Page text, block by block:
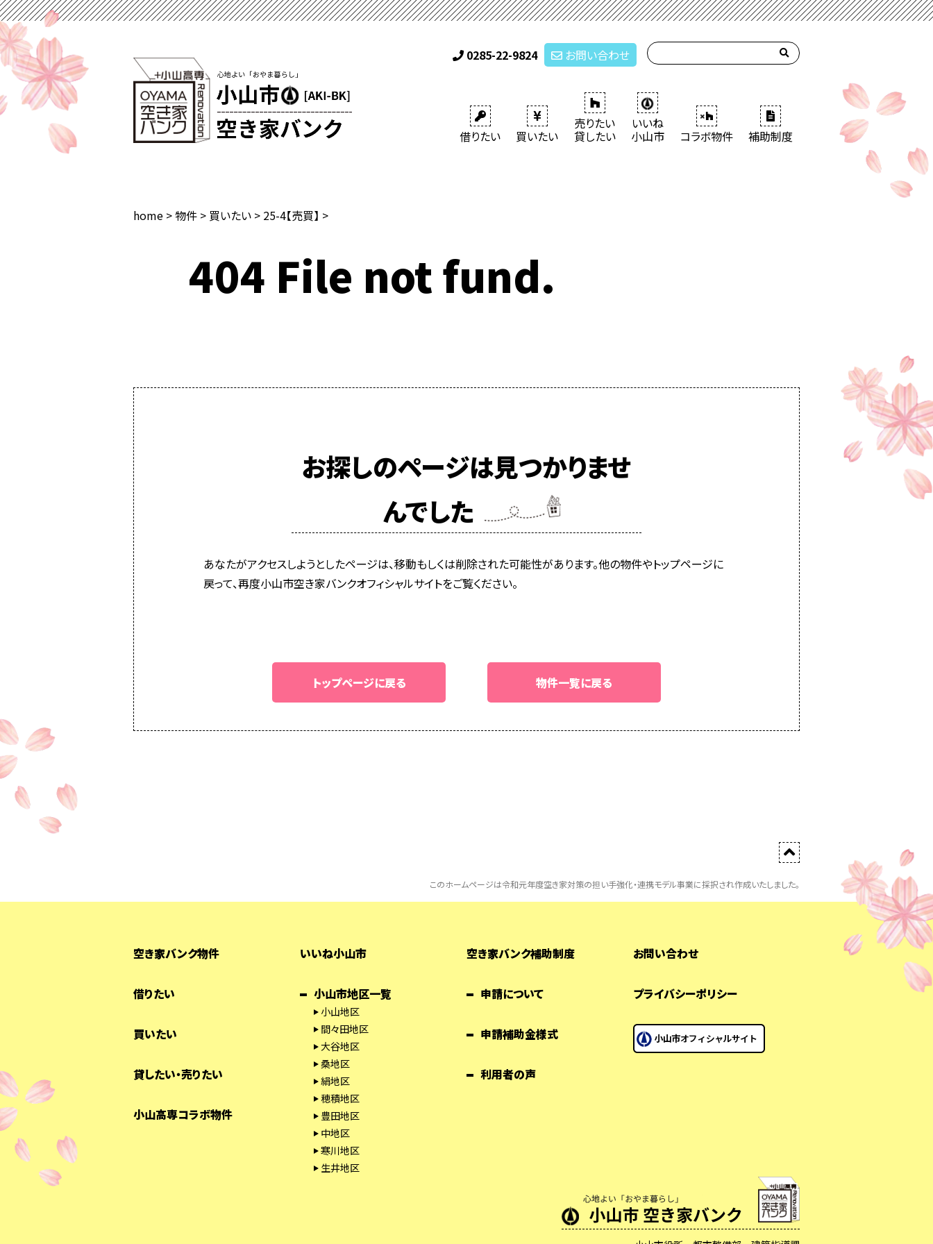
0285-22-9824 お問い合わせ
借りたい 買いたい
売りたい
貸したい
いいね
小山市 コラボ物件 補助制度
home > 物件 > 買いたい > 25-4【売買】 >
404 File not fund.
お探しのページは見つかりませ
んでした
あなたがアクセスしようとしたページは、移動もしくは削除された可能性があります。他の物件やトップページに
戻って、再度小山市空き家バンクオフィシャルサイトをご覧ください。
トップページに戻る 物件一覧に戻る
このホームページは令和元年度空き家対策の担い手強化・連携モデル事業に採択され作成いたしました。
空き家バンク物件
借りたい
買いたい
貸したい・売りたい
小山高専コラボ物件
いいね小山市
小山市地区一覧
小山地区
間々田地区
大谷地区
桑地区
絹地区
穂積地区
豊田地区
中地区
寒川地区
生井地区
空き家バンク補助制度
申請について
申請補助金様式
利用者の声
お問い合わせ
プライバシーポリシー